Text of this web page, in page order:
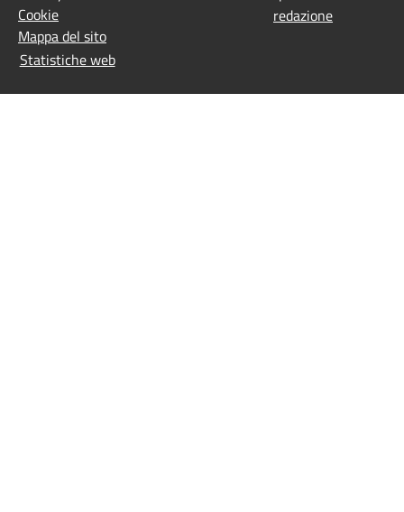
Cookie
Mappa del sito
Statistiche web
redazione